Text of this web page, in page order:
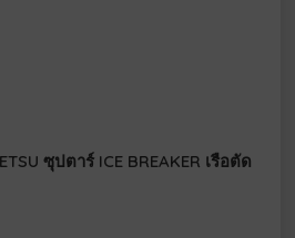
ซุปตาร์ ICE BREAKER เรือตัด